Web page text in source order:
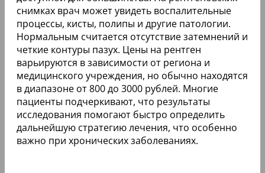
снимках врач может увидеть воспалительные
процессы, кисты, полипы и другие патологии.
Нормальным считается отсутствие затемнений и
четкие контуры пазух. Цены на рентген
варьируются в зависимости от региона и
медицинского учреждения, но обычно находятся
в диапазоне от 800 до 3000 рублей. Многие
пациенты подчеркивают, что результаты
исследования помогают быстро определить
дальнейшую стратегию лечения, что особенно
важно при хронических заболеваниях.